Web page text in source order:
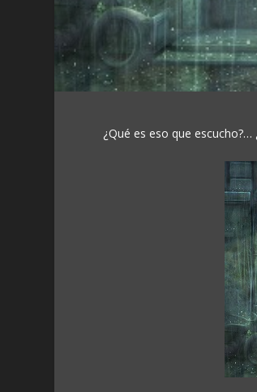
¿Qué es eso que